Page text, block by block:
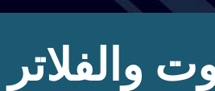
والفلاتر